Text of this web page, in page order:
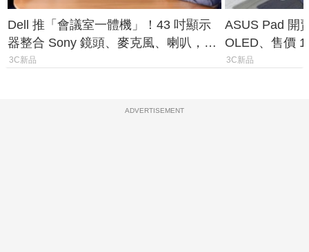
Dell 推「會議室一體機」！43 吋顯示
器整合 Sony 鏡頭、麥克風、喇叭，一
條 USB-C 就能開會
3C新品
ASUS Pad 開
OLED、售價
費最低 0 元入
3C新品
ADVERTISEMENT